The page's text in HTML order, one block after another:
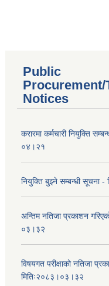
Public
Procurement/
Notices
करारमा कर्मचारी नियुक्ति
०४।२१
नियुक्ति बुझ्ने सम्बन्धी सूचना
अन्तिम नतिजा प्रकाशन
०३।३२
विषयगत परीक्षाको नतिजा
मितिः२०८३।०३।३२